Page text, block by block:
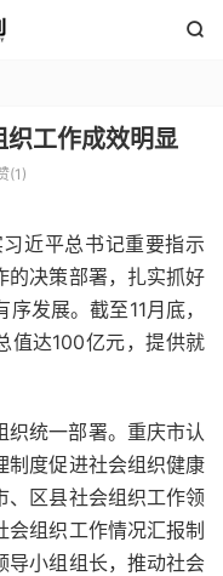

织工作成效明显
(1 )
近平总书记重要指示
的决策部署，扎实抓好
发展。截至11月底，
值达100亿元，提供就
织统一部署。重庆市认
制度促进社会组织健康
、区县社会组织工作领
组织工作情况汇报制
导小组组长，推动社会